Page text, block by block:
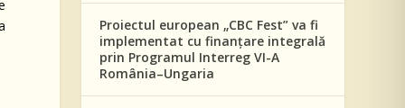
Proiectul european „CBC Fest” va fi
implementat cu finanțare integrală
prin Programul Interreg VI-A
România–Ungaria